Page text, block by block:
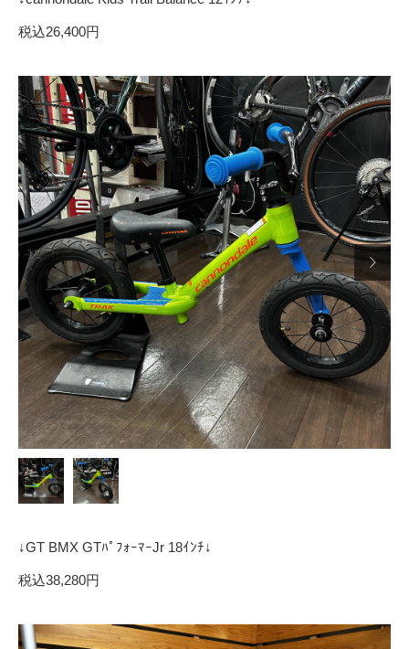
税込26,400円

↓GT BMX GTﾊﾟﾌｫｰﾏｰJr 18ｲﾝﾁ↓
税込38,280円